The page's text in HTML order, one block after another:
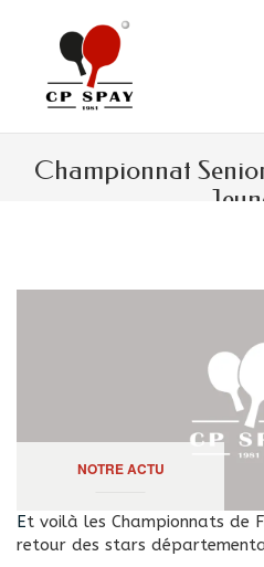
contenu
Championnat
NOTRE ACTU
Et voilà les Championnats de France sont finis… C’est le
retour des stars